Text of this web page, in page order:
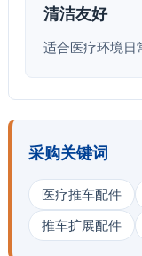
清洁友好
适合医疗环境日
采购关键词
医疗推车配件
推车扩展配件